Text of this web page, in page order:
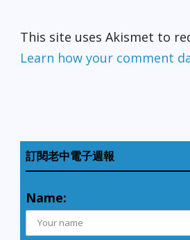
This site uses Akismet to
Learn how your comment
訂閱老中電子週報
Name: